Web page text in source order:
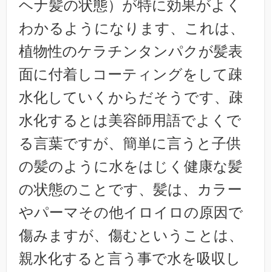
ヘナ髪の状態）が特に効果がよく
わかるようになります、これは、
植物性のケラチンタンパクが髪表
面に付着しコーティングをして疎
水化していくからだそうです、疎
水化するとは美容師用語でよくで
る言葉ですが、簡単に言うと子供
の髪のように水をはじく健康な髪
の状態のことです、髪は、カラー
やパーマその他イロイロの原因で
傷みますが、傷むということは、
親水化すると言う事で水を吸収し